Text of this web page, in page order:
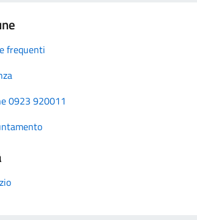
frequenti
0923 920011